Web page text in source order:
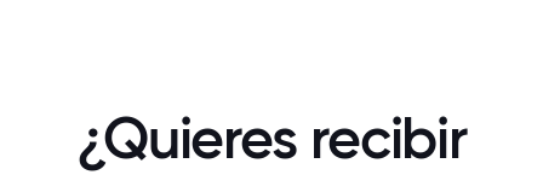
¿Quieres recibir